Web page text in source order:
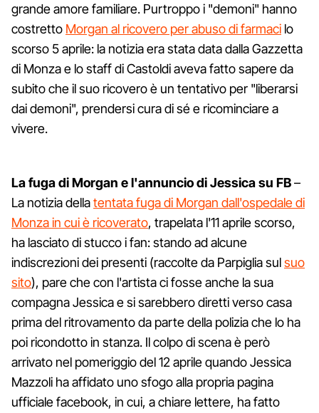
grande amore familiare. Purtroppo i "demoni" hanno
costretto Morgan al ricovero per abuso di farmaci lo
scorso 5 aprile: la notizia era stata data dalla Gazzetta
di Monza e lo staff di Castoldi aveva fatto sapere da
subito che il suo ricovero è un tentativo per "liberarsi
dai demoni", prendersi cura di sé e ricominciare a
vivere.
La fuga di Morgan e l'annuncio di Jessica su FB–
La notizia dellatentata fuga di Morgan dall'ospedale di
Monza in cui è ricoverato, trapelata l'11 aprile scorso,
ha lasciato di stucco i fan: stando ad alcune
indiscrezioni dei presenti (raccolte da Parpiglia sulsuo
sito), pare che con l'artista ci fosse anche la sua
compagna Jessica e si sarebbero diretti verso casa
prima del ritrovamento da parte della polizia che lo ha
poi ricondotto in stanza. Il colpo di scena è però
arrivato nel pomeriggio del 12 aprile quando Jessica
Mazzoli ha affidato uno sfogo alla propria pagina
ufficiale facebook, in cui, a chiare lettere, ha fatto